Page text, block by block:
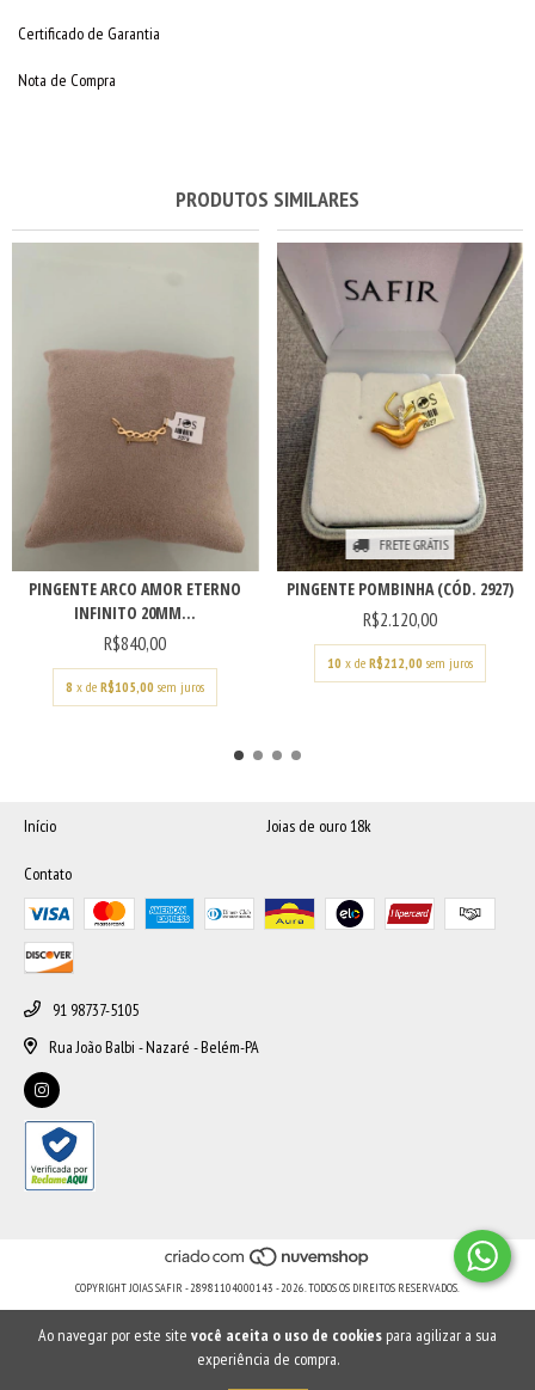
Ao navegar por este site você aceita o uso de cookies para agilizar a sua
experiência de compra.
Certificado de Garantia
Nota de Compra
PRODUTOS SIMILARES
PINGENTE ARCO AMOR ETERNO
INFINITO 20MM...
R$840,00
8 x deR$105,00 sem juros
FRETE GRÁTIS
PINGENTE POMBINHA (CÓD. 2927)
R$2.120,00
10 x de R$212,00 sem juros
Início Joias de ouro 18k
Contato
91 98737-5105
Rua João Balbi - Nazaré - Belém-PA
COPYRIGHT JOIAS SAFIR - 28981104000143 - 2026. TODOS OS DIREITOS RESERVADOS.